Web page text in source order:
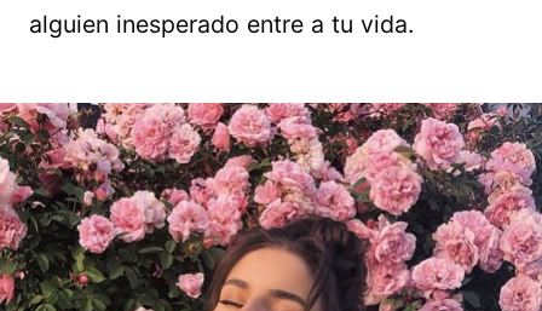
alguien inesperado entre a tu vida.